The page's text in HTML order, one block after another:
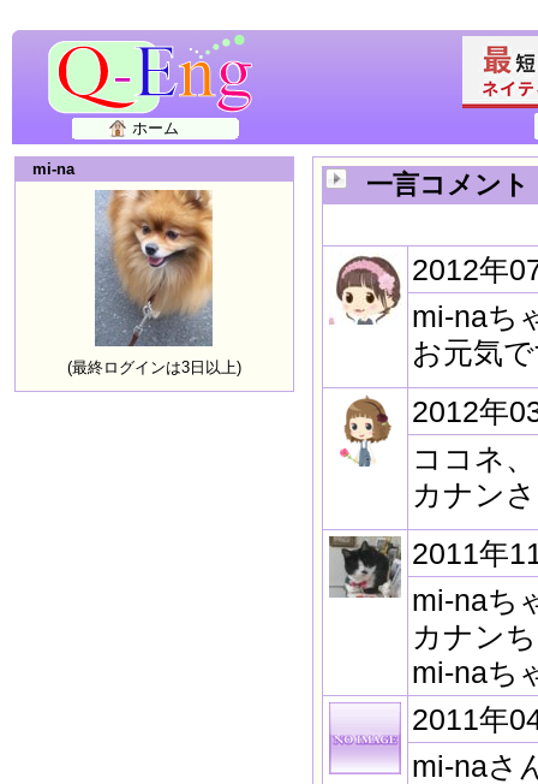
ホーム
mi-na
(最終ログインは3日以上)
一言コメント
2012年
mi-naち
お元気
2012年
ココネ
カナン
2011年
mi-naち
カナン
mi-naち
2011年
mi-naさ